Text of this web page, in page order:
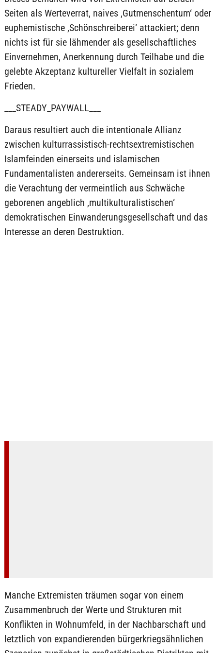
Seiten als Werteverrat, naives ‚Gutmenschentum‘ oder
euphemistische ‚Schönschreiberei‘ attackiert; denn
nichts ist für sie lähmender als gesellschaftliches
Einvernehmen, Anerkennung durch Teilhabe und die
gelebte Akzeptanz kultureller Vielfalt in sozialem
Frieden.
___STEADY_PAYWALL___
Daraus resultiert auch die intentionale Allianz
zwischen kulturrassistisch-rechtsextremistischen
Islamfeinden einerseits und islamischen
Fundamentalisten andererseits. Gemeinsam ist ihnen
die Verachtung der vermeintlich aus Schwäche
geborenen angeblich ‚multikulturalistischen‘
demokratischen Einwanderungsgesellschaft und das
Interesse an deren Destruktion.
Manche Extremisten träumen sogar von einem
Zusammenbruch der Werte und Strukturen mit
Konflikten in Wohnumfeld, in der Nachbarschaft und
letztlich von expandierenden bürgerkriegsähnlichen